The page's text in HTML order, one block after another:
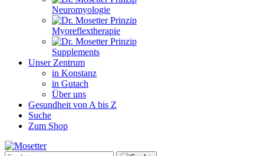
Neuromyologie
Myoreflextherapie
Supplements
Unser Zentrum
in Konstanz
in Gutach
Über uns
Gesundheit von A bis Z
Suche
Zum Shop